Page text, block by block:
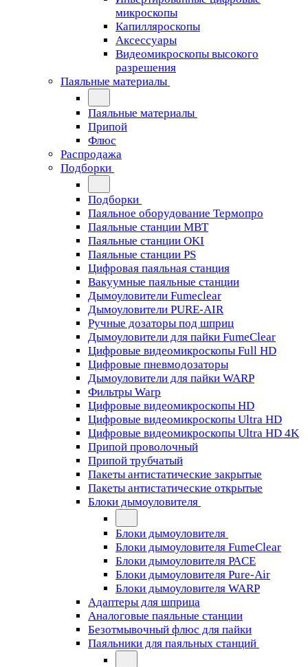
микроскопы
Капилляроскопы
Аксессуары
Видеомикроскопы высокого
разрешения
Паяльные материалы
Паяльные материалы
Припой
Флюс
Распродажа
Подборки
Подборки
Паяльное оборудование Термопро
Паяльные станции MBT
Паяльные станции OKI
Паяльные станции PS
Цифровая паяльная станция
Вакуумные паяльные станции
Дымоуловители Fumeclear
Дымоуловители PURE-AIR
Ручные дозаторы под шприц
Дымоуловители для пайки FumeClear
Цифровые видеомикроскопы Full HD
Цифровые пневмодозаторы
Дымоуловители для пайки WARP
Фильтры Warp
Цифровые видеомикроскопы HD
Цифровые видеомикроскопы Ultra HD
Цифровые видеомикроскопы Ultra HD 4K
Припой проволочный
Припой трубчатый
Пакеты антистатические закрытые
Пакеты антистатические открытые
Блоки дымоуловителя
Блоки дымоуловителя
Блоки дымоуловителя FumeClear
Блоки дымоуловителя PACE
Блоки дымоуловителя Pure-Air
Блоки дымоуловителя WARP
Адаптеры для шприца
Аналоговые паяльные станции
Безотмывочный флюс для пайки
Паяльники для паяльных станций